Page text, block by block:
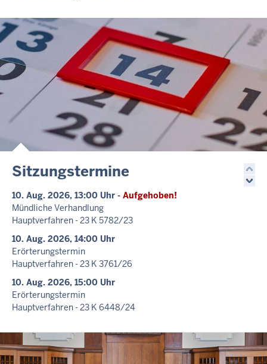
Sitzungstermine
10. Aug. 2026, 13:00 Uhr - Aufgehoben!
Mündliche Verhandlung
Hauptverfahren - 23 K 5782/23
10. Aug. 2026, 14:00 Uhr
Erörterungstermin
Hauptverfahren - 23 K 3761/26
10. Aug. 2026, 15:00 Uhr
Erörterungstermin
Hauptverfahren - 23 K 6448/24
Erörterungstermin
Hauptverfahren - 23 K 6449/24